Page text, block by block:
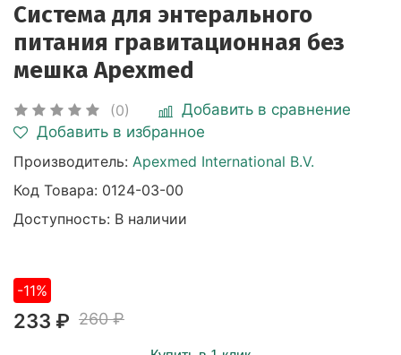
Система для энтерального
питания гравитационная без
мешка Apexmed
(0)
Добавить в сравнение
Добавить в избранное
Производитель: Apexmed International B.V.
Код Товара: 0124-03-00
Доступность: В наличии
-11%
233 ₽ 260 ₽